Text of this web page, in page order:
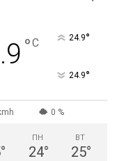
°C 24.9°
24.9°
0 %
°
ПН
24°
ВТ
25°